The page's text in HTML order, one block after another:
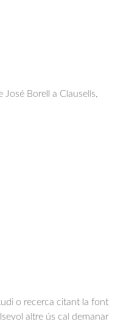
Borell a Clausells,
o recerca citant la font
altre ús cal demanar